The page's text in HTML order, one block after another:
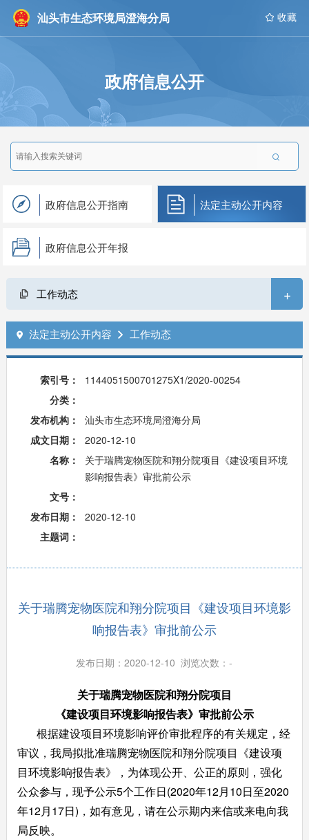
汕头市生态环境局澄海分局  收藏
政府信息公开

政府信息公开指南 法定主动公开内容
政府信息公开年报
工作动态 +
 法定主动公开内容  工作动态
索引号：
1144051500701275X1/2020-00254
分类：
发布机构：
汕头市生态环境局澄海分局
成文日期：
2020-12-10
名称：
关于瑞腾宠物医院和翔分院项目《建设项目环境
影响报告表》审批前公示
文号：
发布日期：
2020-12-10
主题词：
关于瑞腾宠物医院和翔分院项目《建设项目环境影
响报告表》审批前公示
发布日期：2020-12-10 浏览次数：-
关于瑞腾宠物医院和翔分院项目
《建设项目环境影响报告表》审批前公示
根据建设项目环境影响评价审批程序的有关规定，经
审议，我局拟批准瑞腾宠物医院和翔分院项目《建设项
目环境影响报告表》，为体现公开、公正的原则，强化
公众参与，现予公示5个工作日(2020年12月10日至2020
年12月17日)，如有意见，请在公示期内来信或来电向我
局反映。